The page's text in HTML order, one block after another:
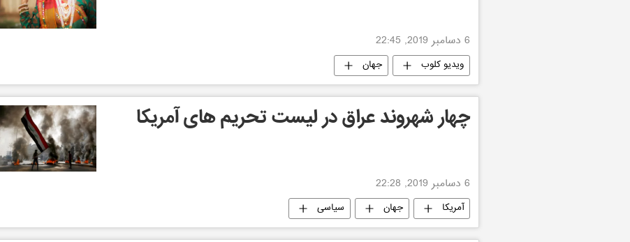
6 دسامبر 2019, 22:45
ویدیو کلوب جهان
چهار شهروند عراق در لیست تحریم های آمریکا
6 دسامبر 2019, 22:28
آمریکا جهان سیاسی